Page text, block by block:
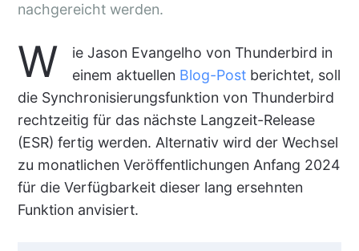
nachgereicht werden.
W
ie Jason Evangelho von Thunderbird in
einem aktuellen Blog-Postberichtet, soll
die Synchronisierungsfunktion von Thunderbird
rechtzeitig für das nächste Langzeit-Release
(ESR) fertig werden. Alternativ wird der Wechsel
zu monatlichen Veröffentlichungen Anfang 2024
für die Verfügbarkeit dieser lang ersehnten
Funktion anvisiert.